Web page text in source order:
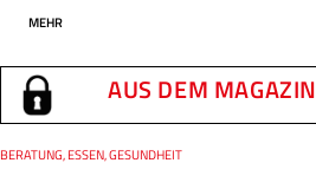
MEHR
AUS DEM MAGAZIN
Thema
BERATUNG, ESSEN, GESUNDHEIT